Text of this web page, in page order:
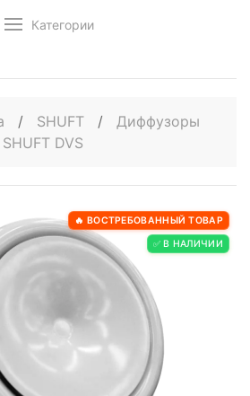
Категории
/ SHUFT /
Диффузоры
SHUFT DVS
🔥 ВОСТРЕБОВАННЫЙ ТОВАР
✅ В НАЛИЧИИ